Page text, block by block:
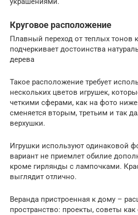
Круговое расположение
Плавный переход от теплых тонов
подчеркивает достоинства
дерева
Такое расположение требует
нескольких цветов игрушек,
четкими сферами, как на фото
сменяется вторым, третьим и так
верхушки.
Игрушки используют одинаковой
вариант не приемлет обилие
кроме гирлянды с лампочками.
выглядит отлично.
Веранда пристроенная к дому –
пространство: проекты, советы